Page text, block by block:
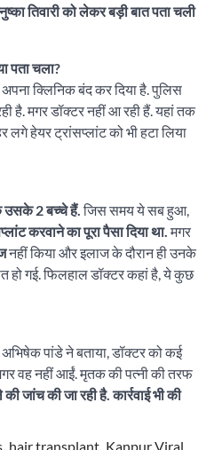
तिवारी को लेकर बड़ी बात पता चली
पता चला?
अपना क्लिनिक बंद कर दिया है. पुलिस
है. मगर डॉक्टर नहीं आ रही हैं. यहां तक
हेयर ट्रांसप्लांट को भी हटा लिया
उसके 2 बच्चे हैं.जिस समय ये सब हुआ,
करवाने का पूरा पैसा दिया था.मगर
नहीं किया और इलाज के दौरान ही उनके
गई. फिलहाल डॉक्टर कहां है, ये कुछ
पांडे ने बताया, डॉक्टर को कई
वह नहीं आईं. मृतक की पत्नी की तरफ
की जांच की जा रही है. कार्रवाई भी की
, hair transplant, Kanpur Viral